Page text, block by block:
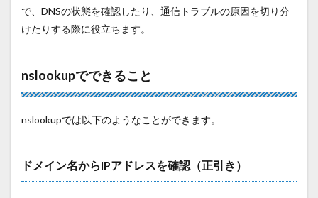
で、DNSの状態を確認したり、通信トラブルの原因を切り分
けたりする際に役立ちます。
nslookupでできること
nslookupでは以下のようなことができます。
ドメイン名からIPアドレスを確認（正引き）